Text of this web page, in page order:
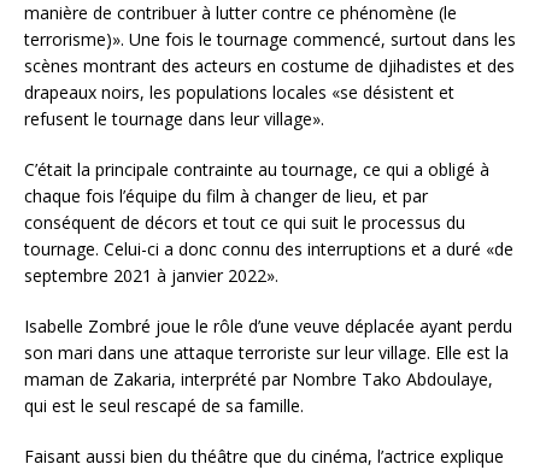
manière de contribuer à lutter contre ce phénomène (le
terrorisme)». Une fois le tournage commencé, surtout dans les
scènes montrant des acteurs en costume de djihadistes et des
drapeaux noirs, les populations locales «se désistent et
refusent le tournage dans leur village».
C’était la principale contrainte au tournage, ce qui a obligé à
chaque fois l’équipe du film à changer de lieu, et par
conséquent de décors et tout ce qui suit le processus du
tournage. Celui-ci a donc connu des interruptions et a duré «de
septembre 2021 à janvier 2022».
Isabelle Zombré joue le rôle d’une veuve déplacée ayant perdu
son mari dans une attaque terroriste sur leur village. Elle est la
maman de Zakaria, interprété par Nombre Tako Abdoulaye,
qui est le seul rescapé de sa famille.
Faisant aussi bien du théâtre que du cinéma, l’actrice explique